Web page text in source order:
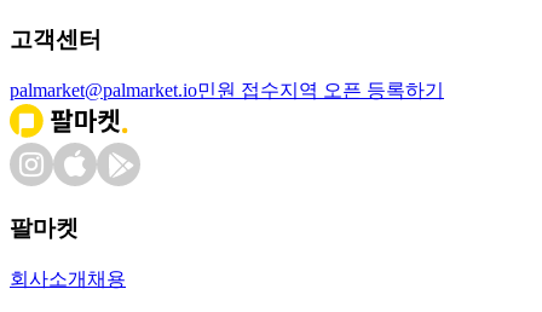
고객센터
palmarket@palmarket.io민원 접수지역 오픈 등록하기
팔마켓
회사소개 채용